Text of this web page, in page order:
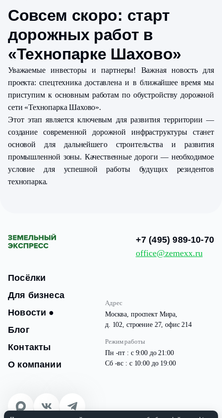
Совсем скоро: старт
дорожных работ в
«Технопарке Шахово»
Уважаемые инвесторы и партнеры! Важная новость для
проекта: спецтехника доставлена и в ближайшее время мы
приступим к основным работам по обустройству дорожной
сети «Технопарка Шахово».
Этот этап является ключевым для развития территории —
создание современной дорожной инфраструктуры станет
основой для дальнейшего строительства и развития
промышленной зоны. Качественные дороги — необходимое
условие для успешной работы будущих резидентов
технопарка.
Посёлки
Для бизнеса
Новости ●
Блог
Контакты
О компании
Адрес
Москва, проспект Мира,
д. 102, строение 27, офис 214
Режим работы
Пн -пт : с 9:00 до 21:00
Сб -вс : с 10:00 до 19:00
+7 (495) 989-10-70
office@zemexx.ru